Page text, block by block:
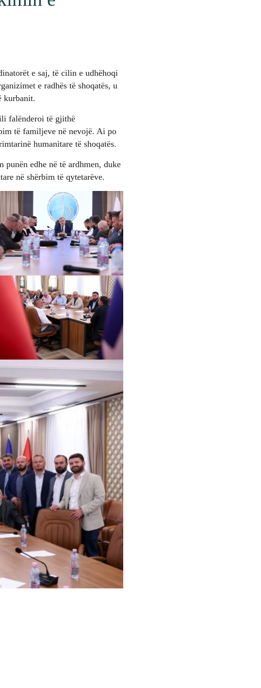
e saj, të cilin e udhëhoqi
e radhës të shoqatës, u
kurbanit.
falënderoi të gjithë
të familjeve në nevojë. Ai po
humanitare të shoqatës.
edhe në të ardhmen, duke
në shërbim të qytetarëve.